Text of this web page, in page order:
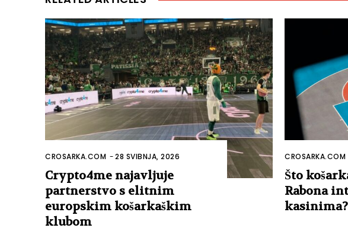
CROSARKA.COM -28 SVIBNJA, 2026
Crypto4me najavljuje
partnerstvo s elitnim
europskim košarkaškim
klubom
CROSARKA.COM
Što
Rabona
kasinima?